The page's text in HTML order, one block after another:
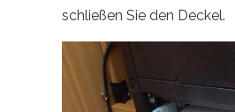
schließen Sie den Deckel.